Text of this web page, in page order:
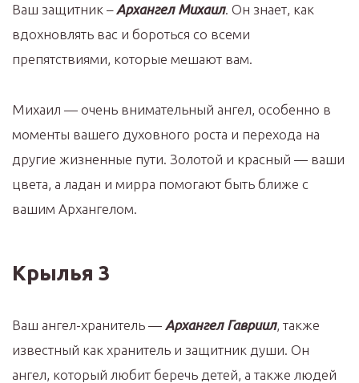
Ваш защитник – Архангел Михаил. Он знает, как
вдохновлять вас и бороться со всеми
препятствиями, которые мешают вам.
Михаил — очень внимательный ангел, особенно в
моменты вашего духовного роста и перехода на
другие жизненные пути. Золотой и красный — ваши
цвета, а ладан и мирра помогают быть ближе с
вашим Архангелом.
Крылья 3
Ваш ангел-хранитель — Архангел Гавриил, также
известный как хранитель и защитник души. Он
ангел, который любит беречь детей, а также людей